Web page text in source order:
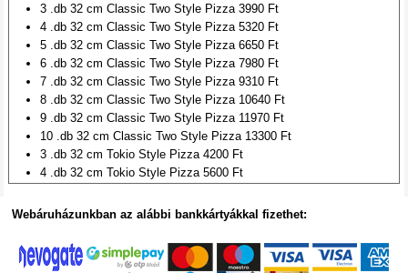
3 .db 32 cm Classic Two Style Pizza 3990 Ft
4 .db 32 cm Classic Two Style Pizza 5320 Ft
5 .db 32 cm Classic Two Style Pizza 6650 Ft
6 .db 32 cm Classic Two Style Pizza 7980 Ft
7 .db 32 cm Classic Two Style Pizza 9310 Ft
8 .db 32 cm Classic Two Style Pizza 10640 Ft
9 .db 32 cm Classic Two Style Pizza 11970 Ft
10 .db 32 cm Classic Two Style Pizza 13300 Ft
3 .db 32 cm Tokio Style Pizza 4200 Ft
4 .db 32 cm Tokio Style Pizza 5600 Ft
6 .db 32 cm Tokio Style Pizza 8400 Ft
8 .db 32 cm Tokio Style Pizza 11200 Ft
9 .db 32 cm Tokio Style Pizza 12600 Ft
Webáruházunkban az alábbi bankkártyákkal fizethet: